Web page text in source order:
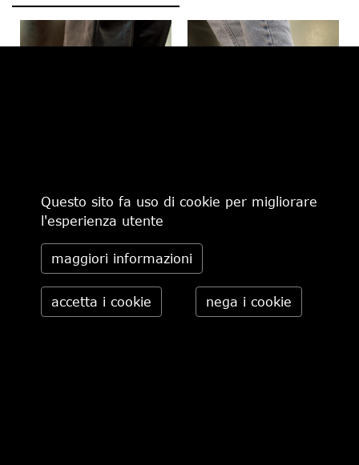
IL NEGOZIO
CONTATTI
CONDIZIONI DI VENDITA
SPEDIZIONI IN ITALIA
Questo sito fa uso di cookie per migliorare
l'esperienza utente
maggiori informazioni